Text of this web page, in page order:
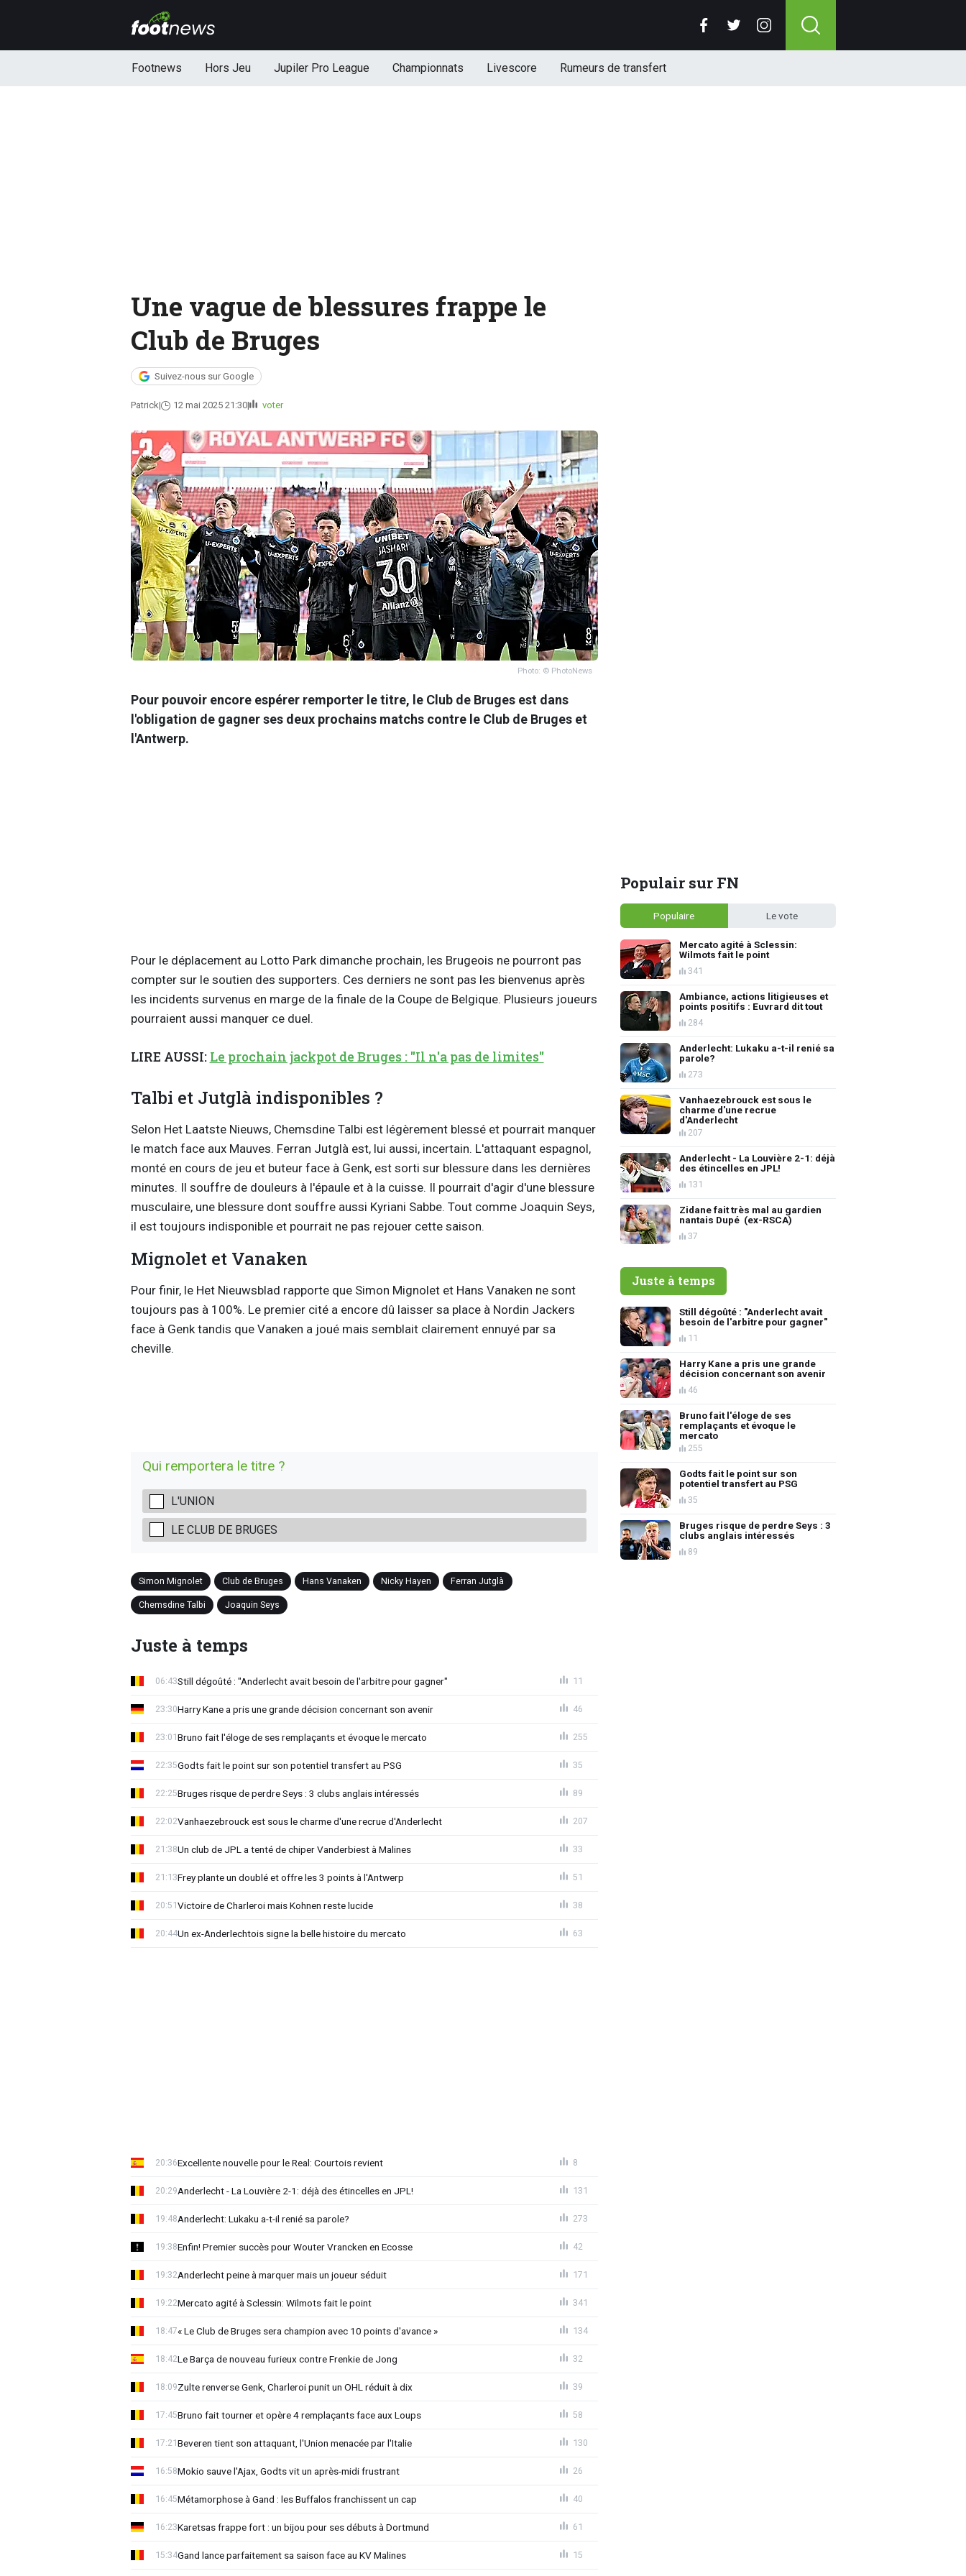
Footnews Hors Jeu Jupiler Pro League Championnats Livescore Rumeurs de transfert
Une vague de blessures frappe le
Club de Bruges
Suivez-nous sur Google
Patrick 12 mai 2025 21:30 voter
Photo: © PhotoNews
Pour pouvoir encore espérer remporter le titre, le Club de Bruges est dans
l'obligation de gagner ses deux prochains matchs contre le Club de Bruges et
l'Antwerp.
Pour le déplacement au Lotto Park dimanche prochain, les Brugeois ne pourront pas
compter sur le soutien des supporters. Ces derniers ne sont pas les bienvenus après
les incidents survenus en marge de la finale de la Coupe de Belgique. Plusieurs joueurs
pourraient aussi manquer ce duel.
LIRE AUSSI: Le prochain jackpot de Bruges : "Il n'a pas de limites"
Talbi et Jutglà indisponibles ?
Selon Het Laatste Nieuws, Chemsdine Talbi est légèrement blessé et pourrait manquer
le match face aux Mauves. Ferran Jutglà est, lui aussi, incertain. L'attaquant espagnol,
monté en cours de jeu et buteur face à Genk, est sorti sur blessure dans les dernières
minutes. Il souffre de douleurs à l'épaule et à la cuisse. Il pourrait d'agir d'une blessure
musculaire, une blessure dont souffre aussi Kyriani Sabbe. Tout comme Joaquin Seys,
il est toujours indisponible et pourrait ne pas rejouer cette saison.
Mignolet et Vanaken
Pour finir, le Het Nieuwsblad rapporte que Simon Mignolet et Hans Vanaken ne sont
toujours pas à 100%. Le premier cité a encore dû laisser sa place à Nordin Jackers
face à Genk tandis que Vanaken a joué mais semblait clairement ennuyé par sa
cheville.
Qui remportera le titre ?
L'UNION
LE CLUB DE BRUGES
Simon Mignolet Club de Bruges Hans Vanaken Nicky Hayen Ferran Jutglà
Chemsdine Talbi Joaquin Seys
Juste à temps
Still dégoûté : "Anderlecht avait besoin de l'arbitre pour gagner"
06:43 11
Harry Kane a pris une grande décision concernant son avenir
23:30 46
Bruno fait l'éloge de ses remplaçants et évoque le mercato
23:01 255
Godts fait le point sur son potentiel transfert au PSG
22:35 35
Bruges risque de perdre Seys : 3 clubs anglais intéressés
22:25 89
Vanhaezebrouck est sous le charme d'une recrue d'Anderlecht
22:02 207
Un club de JPL a tenté de chiper Vanderbiest à Malines
21:38 33
Frey plante un doublé et offre les 3 points à l'Antwerp
21:13 51
Victoire de Charleroi mais Kohnen reste lucide
20:51 38
Un ex-Anderlechtois signe la belle histoire du mercato
20:44 63
Excellente nouvelle pour le Real: Courtois revient
20:36 8
Anderlecht - La Louvière 2-1: déjà des étincelles en JPL!
20:29 131
Anderlecht: Lukaku a-t-il renié sa parole?
19:48 273
Enfin! Premier succès pour Wouter Vrancken en Ecosse
19:38 42
Anderlecht peine à marquer mais un joueur séduit
19:32 171
Mercato agité à Sclessin: Wilmots fait le point
19:22 341
« Le Club de Bruges sera champion avec 10 points d'avance »
18:47 134
Le Barça de nouveau furieux contre Frenkie de Jong
18:42 32
Zulte renverse Genk, Charleroi punit un OHL réduit à dix
18:09 39
Bruno fait tourner et opère 4 remplaçants face aux Loups
17:45 58
Beveren tient son attaquant, l'Union menacée par l'Italie
17:21 130
Mokio sauve l'Ajax, Godts vit un après-midi frustrant
16:58 26
Métamorphose à Gand : les Buffalos franchissent un cap
16:45 40
Karetsas frappe fort : un bijou pour ses débuts à Dortmund
16:23 61
Gand lance parfaitement sa saison face au KV Malines
15:34 15
Populair sur FN
Populaire Le vote
Mercato agité à Sclessin:
Wilmots fait le point
341
Ambiance, actions litigieuses et
points positifs : Euvrard dit tout
284
Anderlecht: Lukaku a-t-il renié sa
parole?
273
Vanhaezebrouck est sous le
charme d'une recrue
d'Anderlecht
207
Anderlecht - La Louvière 2-1: déjà
des étincelles en JPL!
131
Zidane fait très mal au gardien
nantais Dupé (ex-RSCA)
37
Juste à temps
Still dégoûté : "Anderlecht avait
besoin de l'arbitre pour gagner"
11
Harry Kane a pris une grande
décision concernant son avenir
46
Bruno fait l'éloge de ses
remplaçants et évoque le
mercato
255
Godts fait le point sur son
potentiel transfert au PSG
35
Bruges risque de perdre Seys : 3
clubs anglais intéressés
89